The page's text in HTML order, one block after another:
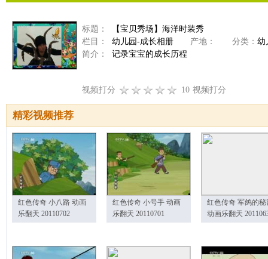
标题：
【宝贝秀场】海洋时装秀
栏目：
幼儿园-成长相册 产地： 分类： 幼
简介：
记录宝宝的成长历程
视频打分 10 视频打分
精彩视频推荐
红色传奇 小八路 动画
乐翻天 20110702
红色传奇 小号手 动画
乐翻天 20110701
红色传奇 军鸽的秘
动画乐翻天